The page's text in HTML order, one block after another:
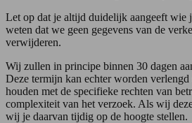
Let op dat je altijd duidelijk aangeeft wie
weten dat we geen gegevens van de
verwijderen.
Wij zullen in principe binnen 30 dagen
Deze termijn kan echter worden verlengd
houden met de specifieke rechten van
complexiteit van het verzoek. Als wij
wij je daarvan tijdig op de hoogte stellen.